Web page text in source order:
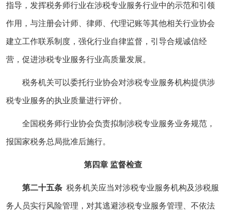
指导，发挥税务师行业在涉税专业服务行业中的示范和引领
作用，与注册会计师、律师、代理记账等其他相关行业协会
建立工作联系制度，强化行业自律监督，引导合规诚信经
营，促进涉税专业服务行业高质量发展。
税务机关可以委托行业协会对涉税专业服务机构提供涉
税专业服务的执业质量进行评价。
全国税务师行业协会负责拟制涉税专业服务业务规范，
报国家税务总局批准后施行。
第四章 监督检查
第二十五条 税务机关应当对涉税专业服务机构及涉税服
务人员实行风险管理，对其逃避涉税专业服务管理、不依法